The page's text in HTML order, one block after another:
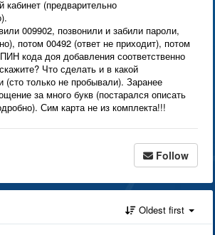
кабинет (предварительно
009902, позвонили и забили пароли,
потом 00492 (ответ не приходит), потом
кода доя добавления соответственно
Что сделать и в какой
(сто только не пробывали). Заранее
за много букв (постарался описать
Сим карта не из комплекта!!!
Follow
Oldest first